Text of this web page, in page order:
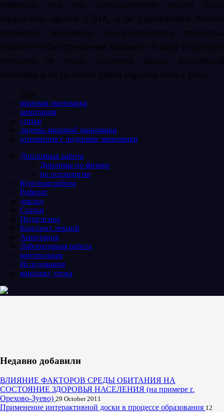
очевидно что это сотрудничество может быть
направлено против США, а не стремлением России
развивать экономику, модернизировать процессы,
главное чтобы стремление занимать то одну то другую
позицию не стало основной целью российской
политики и не загоняло таким образом себя в угол.
Tags:
мировая экономика
аннотация
статья
лидеры мировой экономики
отношения с лидерами экономики
Дипломная работа
Дипломы по физике
по психологии
Курсовая работа
Реферат
доклад
Статьи
Педагогика
Конспект лекций
Аннотация
Лабораторная работа
контрольная
Иследования
конспект урока
Недавно добавили
ВЛИЯНИЕ ФАКТОРОВ СРЕДЫ ОБИТАНИЯ НА
СОСТОЯНИЕ ЗДОРОВЬЯ НАСЕЛЕНИЯ (на примере г.
Орехово-Зуево) 29 October 2011
Применение интерактивной доски в процессе образования 12